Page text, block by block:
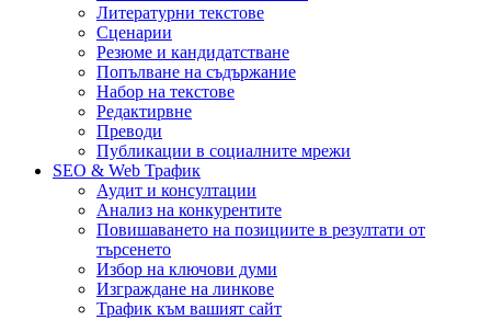
Литературни текстове
Сценарии
Резюме и кандидатстване
Попълване на съдържание
Набор на текстове
Редактирвне
Преводи
Публикации в социалните мрежи
SEO & Web Трафик
Аудит и консултации
Анализ на конкурентите
Повишаването на позициите в резултати от
търсенето
Избор на ключови думи
Изграждане на линкове
Трафик към вашият сайт